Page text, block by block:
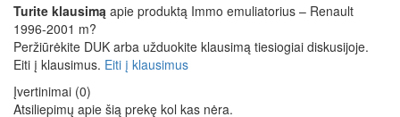
Turite klausimą apie produktą Immo emuliatorius – Renault
1996-2001 m?
Peržiūrėkite DUK arba užduokite klausimą tiesiogiai diskusijoje.
Eiti į klausimus. Eiti į klausimus
Įvertinimai (0)
Atsiliepimų apie šią prekę kol kas nėra.